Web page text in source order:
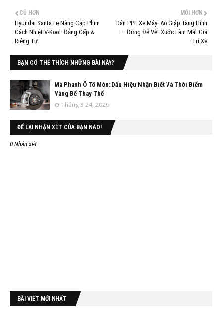
MỚI HƠN
Dán PPF Xe Máy: Áo Giáp Tàng Hình
– Đừng Để Vết Xước Làm Mất Giá
Trị Xe
CŨ HƠN
Hyundai Santa Fe Nâng Cấp Phim
Cách Nhiệt V-Kool: Đẳng Cấp &
Riêng Tư
BẠN CÓ THỂ THÍCH NHỮNG BÀI NÀY?
Má Phanh Ô Tô Mòn: Dấu Hiệu Nhận Biết Và Thời Điểm
Vàng Để Thay Thế
Tháng 3 24, 2026
ĐỂ LẠI NHẬN XÉT CỦA BẠN NÀO!
0 Nhận xét
BÀI VIẾT MỚI NHẤT